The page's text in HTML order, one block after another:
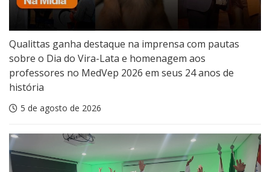
Qualittas ganha destaque na imprensa com pautas
sobre o Dia do Vira-Lata e homenagem aos
professores no MedVep 2026 em seus 24 anos de
história
5 de agosto de 2026